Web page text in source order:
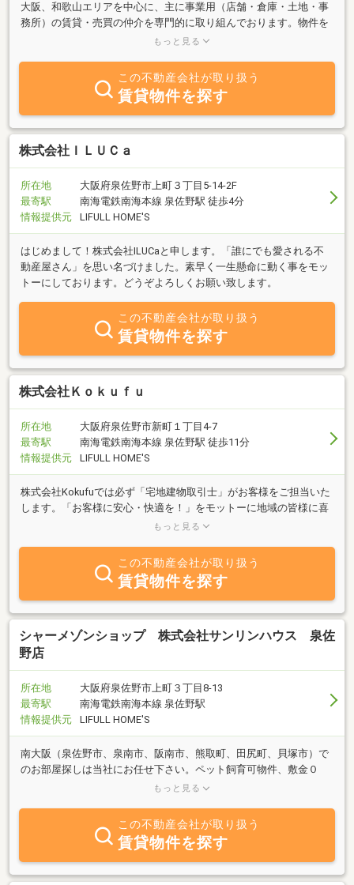
大阪、和歌山エリアを中心に、主に事業用（店舗・倉庫・土地・事
務所）の賃貸・売買の仲介を専門的に取り組んでおります。物件を
お探しの方、テナントをお探しの方、その他、不動産に関しまして
もっと見る
この不動産会社が取り扱う
賃貸物件を探す
株式会社ＩＬＵＣａ
所在地
大阪府泉佐野市上町３丁目5-14-2F
最寄駅
南海電鉄南海本線 泉佐野駅 徒歩4分
情報提供元
LIFULL HOME'S
はじめまして！株式会社ILUCaと申します。「誰にでも愛される不
動産屋さん」を思い名づけました。素早く一生懸命に動く事をモッ
トーにしております。どうぞよろしくお願い致します。
この不動産会社が取り扱う
賃貸物件を探す
株式会社Ｋｏｋｕｆｕ
所在地
大阪府泉佐野市新町１丁目4-7
最寄駅
南海電鉄南海本線 泉佐野駅 徒歩11分
情報提供元
LIFULL HOME'S
株式会社Kokufuでは必ず「宅地建物取引士」がお客様をご担当いた
します。「お客様に安心・快適を！」をモットーに地域の皆様に喜
ばれる会社となれるよう励んでいます。不動産のことなら何でもご
もっと見る
この不動産会社が取り扱う
賃貸物件を探す
シャーメゾンショップ 株式会社サンリンハウス 泉佐
野店
所在地
大阪府泉佐野市上町３丁目8-13
最寄駅
南海電鉄南海本線 泉佐野駅
情報提供元
LIFULL HOME'S
南大阪（泉佐野市、泉南市、阪南市、熊取町、田尻町、貝塚市）で
のお部屋探しは当社にお任せ下さい。ペット飼育可物件、敷金０
円、礼金０円物件、保証人不要物件、地域密着だからこそ出来るお
もっと見る
この不動産会社が取り扱う
賃貸物件を探す